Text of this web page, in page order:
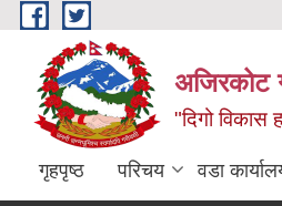
Skip to main content
अजिरकोट
"दिगो विकास
गृहपृष्ठ परिचय वडा